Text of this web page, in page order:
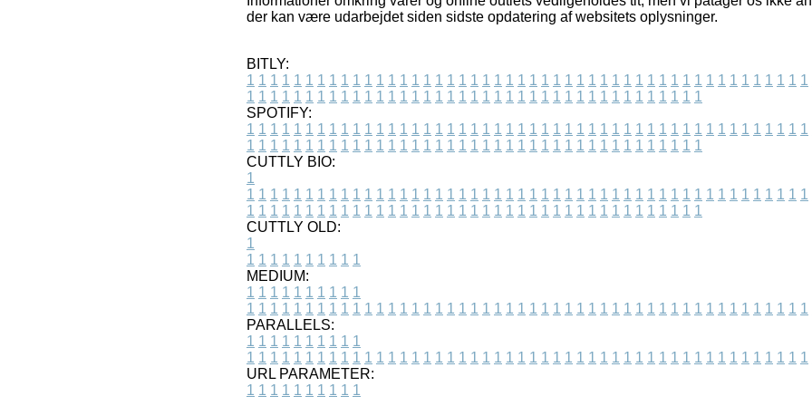
der kan være udarbejdet siden sidste opdatering af websitets oplysninger.
BITLY:
1 1 1 1 1 1 1 1 1 1 1 1 1 1 1 1 1 1 1 1 1 1 1 1 1 1 1 1 1 1 1 1 1 1 1 1 1 1 1 1 1 1 1 1 1 1 1 1
1 1 1 1 1 1 1 1 1 1 1 1 1 1 1 1 1 1 1 1 1 1 1 1 1 1 1 1 1 1 1 1 1 1 1 1 1 1 1
SPOTIFY:
1 1 1 1 1 1 1 1 1 1 1 1 1 1 1 1 1 1 1 1 1 1 1 1 1 1 1 1 1 1 1 1 1 1 1 1 1 1 1 1 1 1 1 1 1 1 1 1
1 1 1 1 1 1 1 1 1 1 1 1 1 1 1 1 1 1 1 1 1 1 1 1 1 1 1 1 1 1 1 1 1 1 1 1 1 1 1
CUTTLY BIO:
1
1 1 1 1 1 1 1 1 1 1 1 1 1 1 1 1 1 1 1 1 1 1 1 1 1 1 1 1 1 1 1 1 1 1 1 1 1 1 1 1 1 1 1 1 1 1 1 1
1 1 1 1 1 1 1 1 1 1 1 1 1 1 1 1 1 1 1 1 1 1 1 1 1 1 1 1 1 1 1 1 1 1 1 1 1 1 1
CUTTLY OLD:
1
1 1 1 1 1 1 1 1 1 1
MEDIUM:
1 1 1 1 1 1 1 1 1 1
1 1 1 1 1 1 1 1 1 1 1 1 1 1 1 1 1 1 1 1 1 1 1 1 1 1 1 1 1 1 1 1 1 1 1 1 1 1 1 1 1 1 1 1 1 1 1 1
PARALLELS:
1 1 1 1 1 1 1 1 1 1
1 1 1 1 1 1 1 1 1 1 1 1 1 1 1 1 1 1 1 1 1 1 1 1 1 1 1 1 1 1 1 1 1 1 1 1 1 1 1 1 1 1 1 1 1 1 1 1
URL PARAMETER:
1 1 1 1 1 1 1 1 1 1